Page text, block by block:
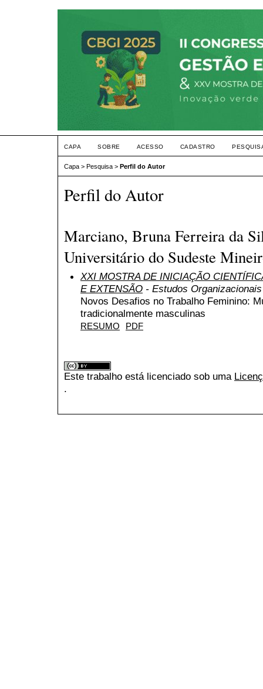
CAPA SOBRE ACESSO CADASTRO
Capa > Pesquisa > Perfil do Autor
Perfil do Autor
Marciano, Bruna Ferreira da
Universitário do Sudeste
XXI MOSTRA DE INICIAÇÃO
E EXTENSÃO - Estudos
Novos Desafios no Trabalho Feminino:
tradicionalmente masculinas
RESUMO PDF
Este trabalho está licenciado sob uma
.